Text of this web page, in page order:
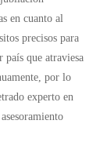
en cuanto al
precisos para
país que atraviesa
por lo
experto en